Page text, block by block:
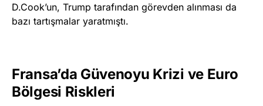
D.Cook’un, Trump tarafından görevden alınması da
bazı tartışmalar yaratmıştı.
Fransa’da Güvenoyu Krizi ve Euro
Bölgesi Riskleri